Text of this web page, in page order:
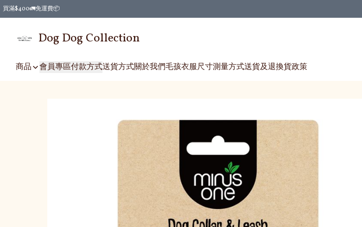
買滿$400🚛免運費📦
Dog Dog Collection
商品 會員專區付款方式送貨方式關於我們毛孩衣服尺寸測量方式送貨及退換貨政策